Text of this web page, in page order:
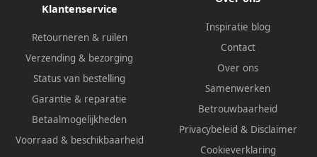
Klantenservice
Retourneren & ruilen
Verzending & bezorging
Status van bestelling
Garantie & reparatie
Betaalmogelijkheden
Voorraad & beschikbaarheid
Inspiratie blog
Contact
Over ons
Samenwerken
Betrouwbaarheid
Privacybeleid & Disclaimer
Cookieverklaring